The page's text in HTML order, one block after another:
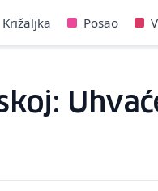
Križaljka Posao